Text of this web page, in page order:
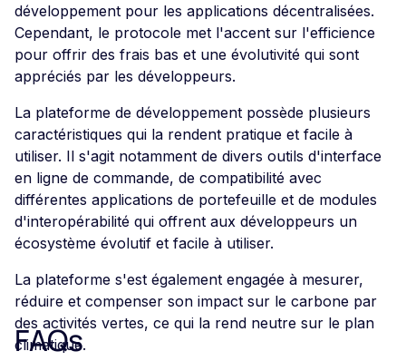
développement pour les applications décentralisées.
Cependant, le protocole met l'accent sur l'efficience
pour offrir des frais bas et une évolutivité qui sont
appréciés par les développeurs.
La plateforme de développement possède plusieurs
caractéristiques qui la rendent pratique et facile à
utiliser. Il s'agit notamment de divers outils d'interface
en ligne de commande, de compatibilité avec
différentes applications de portefeuille et de modules
d'interopérabilité qui offrent aux développeurs un
écosystème évolutif et facile à utiliser.
La plateforme s'est également engagée à mesurer,
réduire et compenser son impact sur le carbone par
des activités vertes, ce qui la rend neutre sur le plan
climatique.
FAQs